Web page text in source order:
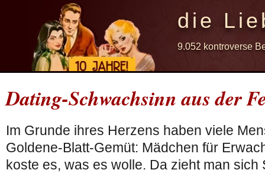
die
9.052 kontroverse
Dating-Schwachsinn aus der
Im Grunde ihres Herzens haben viele
Goldene-Blatt-Gemüt: Mädchen für
koste es, was es wolle. Da zieht man sich